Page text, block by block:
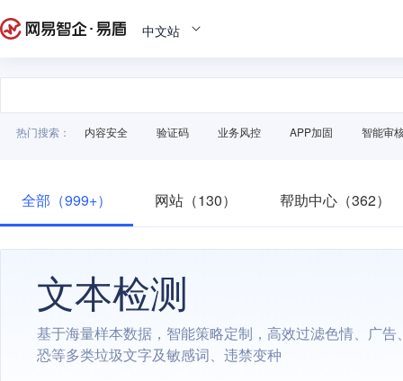
中文站
热门搜索： 内容安全 验证码 业务风控 APP加固 智能审
全部（999+） 网站（130） 帮助中心（362）
文本检测
基于海量样本数据，智能策略定制，高效过滤色情、广告
恐等多类垃圾文字及敏感词、违禁变种